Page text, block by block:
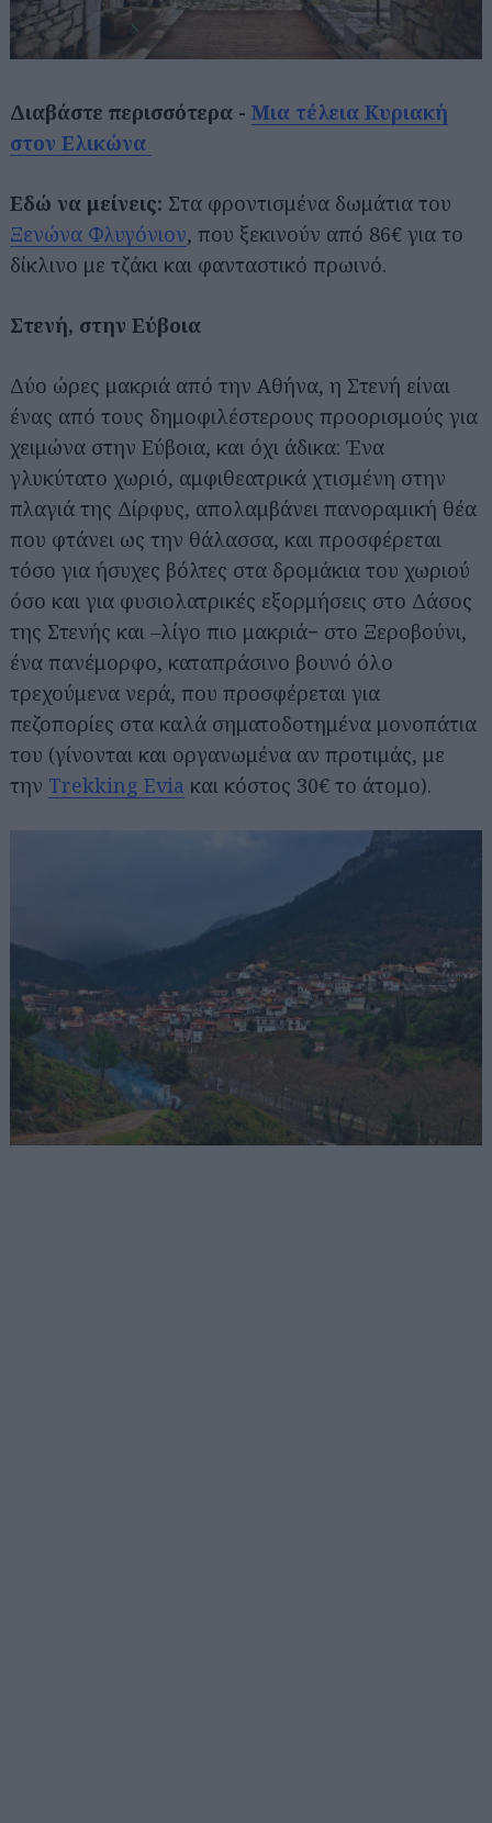
Διαβάστε περισσότερα - Μια τέλεια Κυριακή
στον Ελικώνα
Εδώ να μείνεις: Στα φροντισμένα δωμάτια του
Ξενώνα Φλυγόνιον, που ξεκινούν από 86€ για το
δίκλινο με τζάκι και φανταστικό πρωινό.
Στενή, στην Εύβοια
Δύο ώρες μακριά από την Αθήνα, η Στενή είναι
ένας από τους δημοφιλέστερους προορισμούς για
χειμώνα στην Εύβοια, και όχι άδικα: Ένα
γλυκύτατο χωριό, αμφιθεατρικά χτισμένη στην
πλαγιά της Δίρφυς, απολαμβάνει πανοραμική θέα
που φτάνει ως την θάλασσα, και προσφέρεται
τόσο για ήσυχες βόλτες στα δρομάκια του χωριού
όσο και για φυσιολατρικές εξορμήσεις στο Δάσος
της Στενής και –λίγο πιο μακριά− στο Ξεροβούνι,
ένα πανέμορφο, καταπράσινο βουνό όλο
τρεχούμενα νερά, που προσφέρεται για
πεζοπορίες στα καλά σηματοδοτημένα μονοπάτια
του (γίνονται και οργανωμένα αν προτιμάς, με
την Trekking Evia και κόστος 30€ το άτομο).